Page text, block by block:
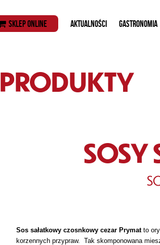
SKLEP ONLINE AKTUALNOŚCI GASTRONOMIA
PRODUKTY
SOSY
Sos sałatkowy czosnkowy cezar Prymatto
korzennych przypraw. Tak skomponowana